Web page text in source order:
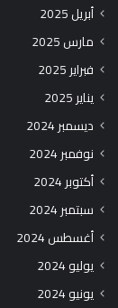
أبريل 2025
مارس 2025
فبراير 2025
يناير 2025
ديسمبر 2024
نوفمبر 2024
أكتوبر 2024
سبتمبر 2024
أغسطس 2024
يوليو 2024
يونيو 2024